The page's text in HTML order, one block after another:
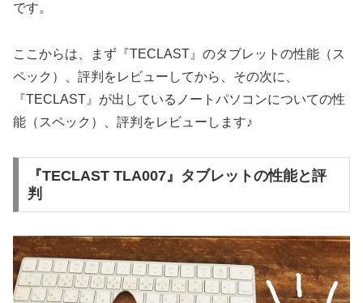
です。
ここからは、まず『TECLAST』のタブレットの性能（ス
ペック）、評判をレビューしてから、その次に、
『TECLAST』が出しているノートパソコンについての性
能（スペック）、評判をレビューします♪
『TECLAST TLA007』タブレットの性能と評
判